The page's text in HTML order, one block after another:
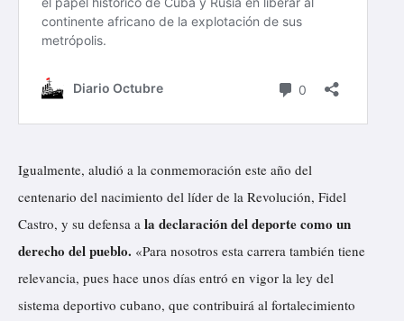
Igualmente, aludió a la conmemoración este año del
centenario del nacimiento del líder de la Revolución, Fidel
Castro, y su defensa a la declaración del deporte como un
derecho del pueblo. «Para nosotros esta carrera también tiene
relevancia, pues hace unos días entró en vigor la ley del
sistema deportivo cubano, que contribuirá al fortalecimiento